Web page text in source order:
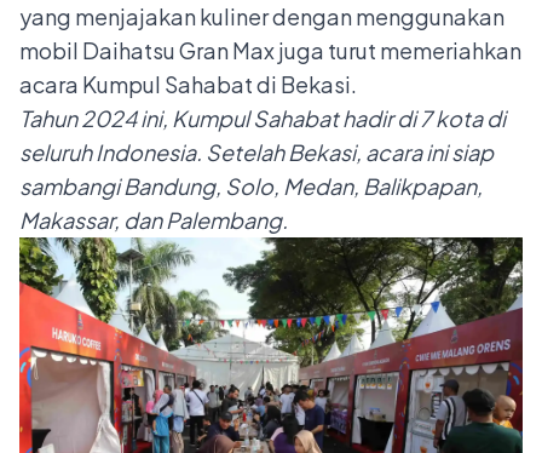
yang menjajakan kuliner dengan menggunakan
mobil Daihatsu Gran Max juga turut memeriahkan
acara Kumpul Sahabat di Bekasi.
Tahun 2024 ini, Kumpul Sahabat hadir di 7 kota di
seluruh Indonesia. Setelah Bekasi, acara ini siap
sambangi Bandung, Solo, Medan, Balikpapan,
Makassar, dan Palembang.